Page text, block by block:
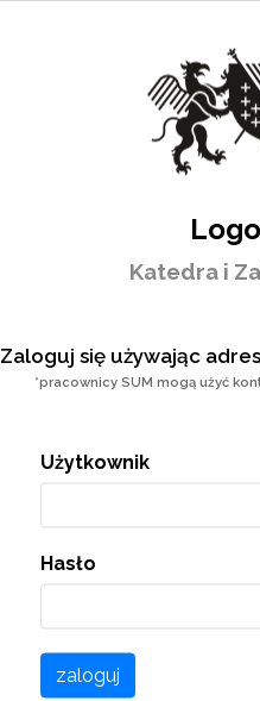
Katedra i
Zaloguj się używając
*pracownicy SUM mogą użyć
Użytkownik
Hasło
zaloguj